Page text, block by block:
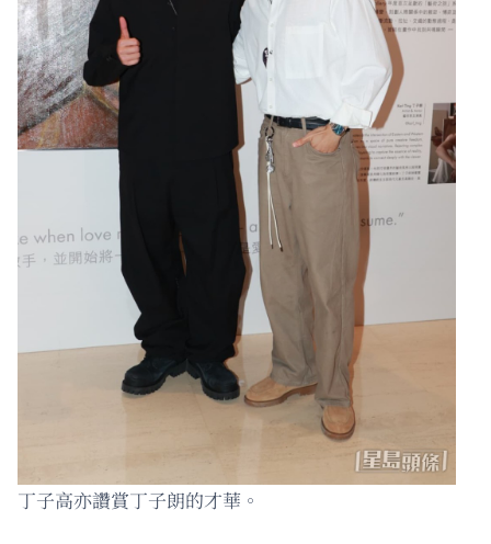
丁子高亦讚賞丁子朗的才華。